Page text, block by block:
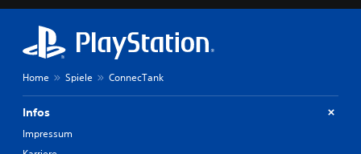
Home Spiele ConnecTank
Infos
Impressum